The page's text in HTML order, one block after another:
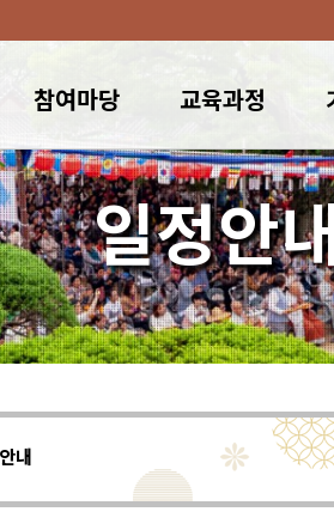
참여마당 교육과정
일정안
내